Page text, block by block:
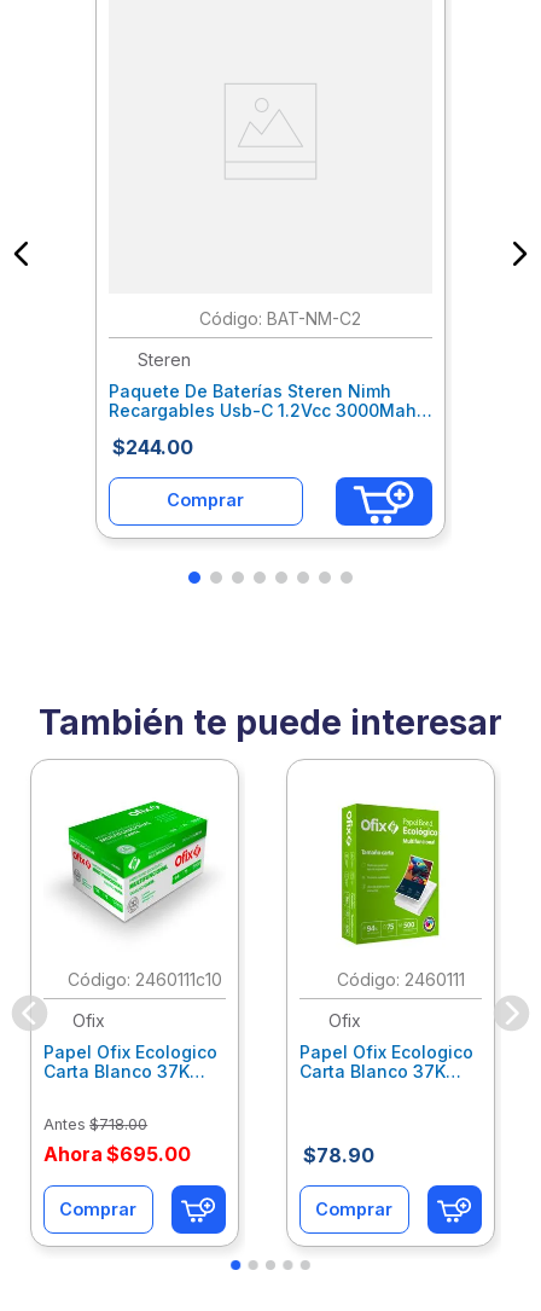
: BAT-NM-C2
Steren
Paquete De Baterías Steren Nimh
Recargables Usb-C 1.2Vcc 3000Mah
$244.00
Comprar
También te puede interesar
: 2460111c10
Ofix
Papel Ofix Ecologico
Carta Blanco 37K
Antes $718.00
Ahora $695.00
Comprar
: 2460111
Ofix
Papel Ofix Ecologico
Carta Blanco 37K
$78.90
Comprar